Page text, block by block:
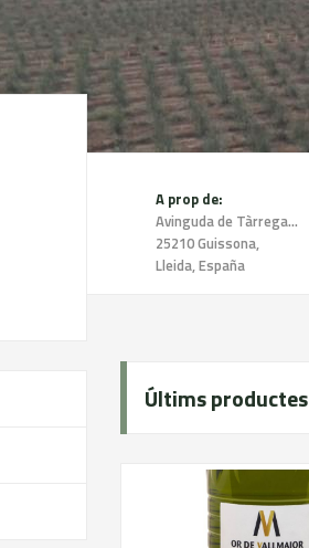
A prop de:
Avinguda de Tàrrega 1 2n 2a,
25210 Guissona,
Lleida, España
Últims productes